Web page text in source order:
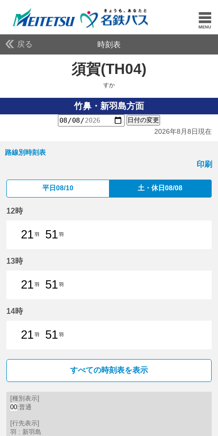
戻る 時刻表
須賀(TH04)
すか
竹鼻・新羽島方面
日付の変更
2026年8月8日現在
路線別時刻表
印刷
平日08/10 土・休日08/08
12時
21羽
51羽
13時
21羽
51羽
14時
21羽
51羽
すべての時刻表を表示
[種別表示]
00:普通
[行先表示]
羽 : 新羽島